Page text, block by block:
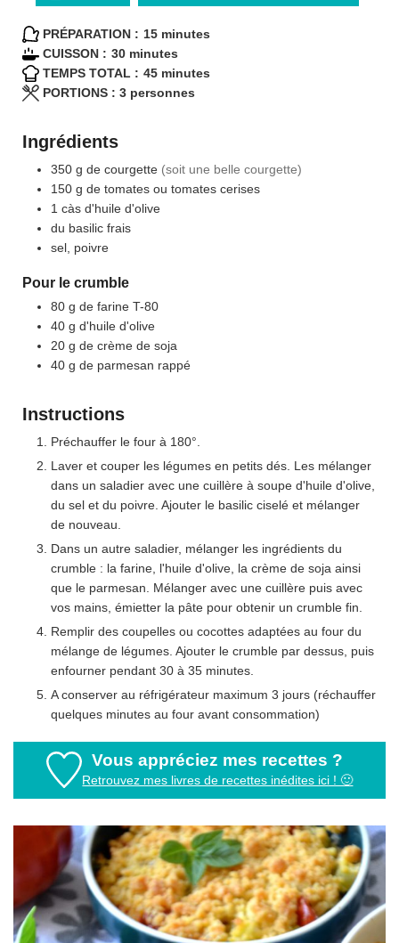
PRÉPARATION : 15minutes
minutes
CUISSON : 30minutes
minutes
TEMPS TOTAL : 45minutes
minutes
PORTIONS : 3 personnes
Ingrédients
350 g de courgette (soit une belle courgette)
150 g de tomates ou tomates cerises
1 càs d'huile d'olive
du basilic frais
sel, poivre
Pour le crumble
80 g de farine T-80
40 g d'huile d'olive
20 g de crème de soja
40 g de parmesan rappé
Instructions
Préchauffer le four à 180°.
Laver et couper les légumes en petits dés. Les mélanger
dans un saladier avec une cuillère à soupe d'huile d'olive,
du sel et du poivre. Ajouter le basilic ciselé et mélanger
de nouveau.
Dans un autre saladier, mélanger les ingrédients du
crumble : la farine, l'huile d'olive, la crème de soja ainsi
que le parmesan. Mélanger avec une cuillère puis avec
vos mains, émietter la pâte pour obtenir un crumble fin.
Remplir des coupelles ou cocottes adaptées au four du
mélange de légumes. Ajouter le crumble par dessus, puis
enfourner pendant 30 à 35 minutes.
A conserver au réfrigérateur maximum 3 jours (réchauffer
quelques minutes au four avant consommation)
Vous appréciez mes recettes ?
Retrouvez mes livres de recettes inédites ici ! 🙂